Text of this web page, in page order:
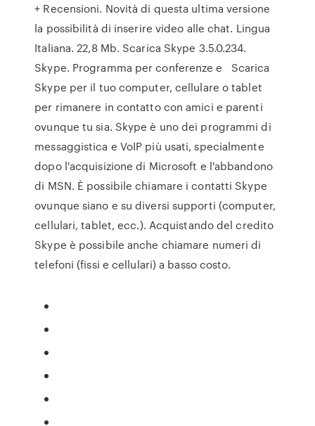
+ Recensioni. Novità di questa ultima versione
la possibilità di inserire video alle chat. Lingua
Italiana. 22,8 Mb. Scarica Skype 3.5.0.234.
Skype. Programma per conferenze e Scarica
Skype per il tuo computer, cellulare o tablet
per rimanere in contatto con amici e parenti
ovunque tu sia. Skype è uno dei programmi di
messaggistica e VoIP più usati, specialmente
dopo l'acquisizione di Microsoft e l'abbandono
di MSN. È possibile chiamare i contatti Skype
ovunque siano e su diversi supporti (computer,
cellulari, tablet, ecc.). Acquistando del credito
Skype è possibile anche chiamare numeri di
telefoni (fissi e cellulari) a basso costo.